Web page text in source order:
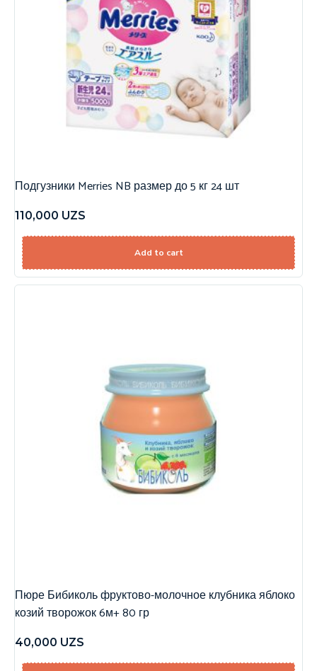
Подгузники Merries NB размер до 5 кг 24 шт
110,000 UZS
Add to cart
Пюре Бибиколь фруктово-молочное клубника яблоко
козий творожок 6м+ 80 гр
40,000 UZS